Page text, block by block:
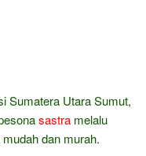
Sumatera Utara Sumut,
sastra melalu
dan murah.